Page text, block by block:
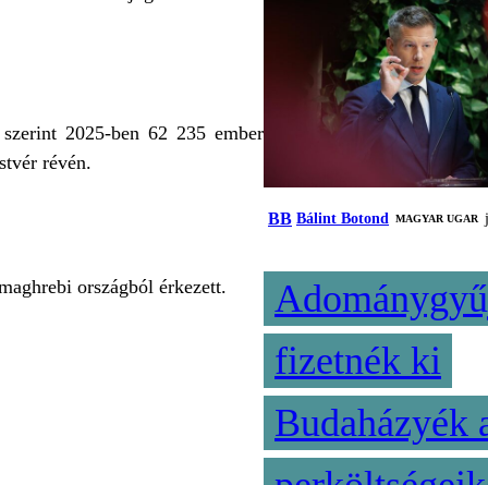
2025-ben 62 235 ember
révén.
országból érkezett.
BB Bálint Botond MAGYAR UGAR
fizetnék ki
Budaházyék